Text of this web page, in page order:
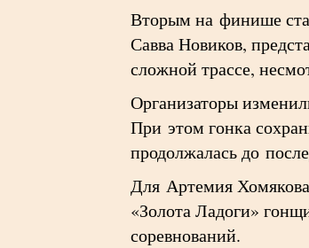
Вторым на финише
Савва Новиков,
сложной трассе,
Организаторы
При этом гонка
продолжалась до
Для Артемия
«Золота Ладоги»
соревнований.